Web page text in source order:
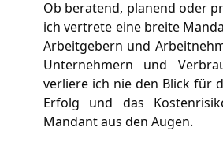
Ob beratend, planend oder
ich vertrete eine breite
Arbeitgebern und
Unternehmern und
verliere ich nie den Blick für
Erfolg und das
Mandant aus den Augen.